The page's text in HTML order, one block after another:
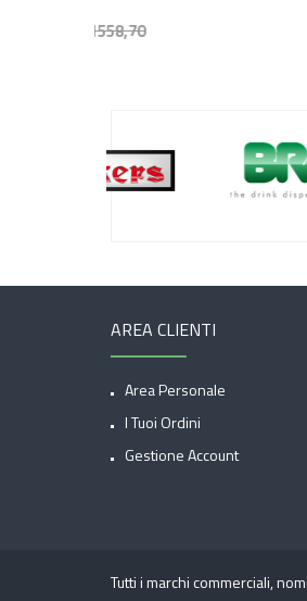
AREA CLIENTI
Area Personale
I Tuoi Ordini
Gestione Account
Tutti i marchi commerciali,